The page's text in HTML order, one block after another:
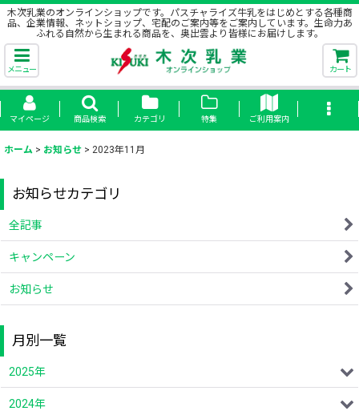
木次乳業のオンラインショップです。パスチャライズ牛乳をはじめとする各種商
品、企業情報、ネットショップ、宅配のご案内等をご案内しています。生命力あ
ふれる自然から生まれる商品を、奥出雲より皆様にお届けします。
メニュー カート
マイページ 商品検索 カテゴリ 特集 ご利用案内
ホーム > お知らせ > 2023年11月
お知らせカテゴリ
全記事
キャンペーン
お知らせ
月別一覧
2025年
2024年